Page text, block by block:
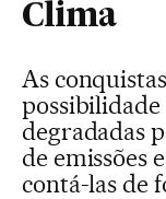
Clima
As
degradadas
de emissões
contá-las de